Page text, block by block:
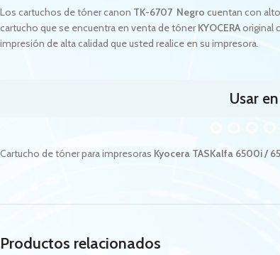
Los cartuchos de tóner canon TK-6707 Negro cuentan con
cartucho que se encuentra en venta de tónerKYOCERAoriginal
impresión de alta calidad que usted realice en su impresora.
Usar
Cartucho de tóner para impresoras Kyocera TASKalfa 6500i /
Productos relacionados